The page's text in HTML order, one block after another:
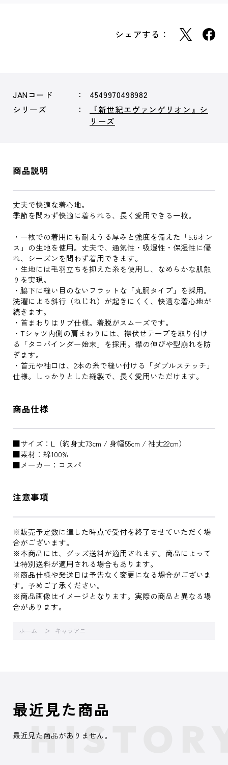
シェアする：
JANコード
4549970498982
シリーズ
『新世紀エヴァンゲリオン』シ
リーズ
商品説明
丈夫で快適な着心地。
季節を問わず快適に着られる、長く愛用できる一枚。
・一枚での着用にも耐えうる厚みと強度を備えた「5.6オン
ス」の生地を使用。丈夫で、通気性・吸湿性・保湿性に優
れ、シーズンを問わず着用できます。
・生地には毛羽立ちを抑えた糸を使用し、なめらかな肌触
りを実現。
・脇下に縫い目のないフラットな「丸胴タイプ」を採用。
洗濯による斜行（ねじれ）が起きにくく、快適な着心地が
続きます。
・首まわりはリブ仕様。着脱がスムーズです。
・Tシャツ内側の肩まわりには、襟伏せテープを取り付け
る「タコバインダー始末」を採用。襟の伸びや型崩れを防
ぎます。
・首元や袖口は、2本の糸で縫い付ける「ダブルステッチ」
仕様。しっかりとした縫製で、長く愛用いただけます。
商品仕様
■サイズ：L（約身丈73cm / 身幅55cm / 袖丈22cm）
■素材：綿100%
■メーカー：コスパ
注意事項
※販売予定数に達した時点で受付を終了させていただく場
合がございます。
※本商品には、グッズ送料が適用されます。商品によって
は特別送料が適用される場合もあります。
※商品仕様や発送日は予告なく変更になる場合がございま
す。予めご了承ください。
※商品画像はイメージとなります。実際の商品と異なる場
合があります。
ホーム キャラアニ
最近見た商品
最近見た商品がありません。